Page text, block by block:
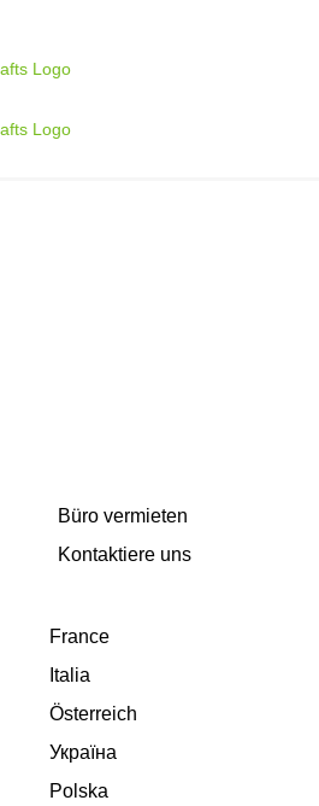
Büro vermieten
Kontaktiere uns
France
Italia
Österreich
Україна
Polska